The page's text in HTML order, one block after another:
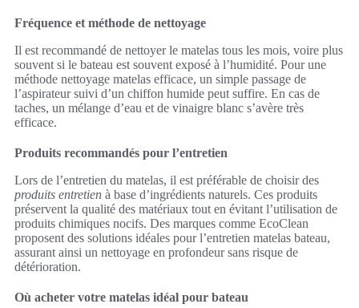
Fréquence et méthode de nettoyage
Il est recommandé de nettoyer le matelas tous les mois, voire plus
souvent si le bateau est souvent exposé à l’humidité. Pour une
méthode nettoyage matelas efficace, un simple passage de
l’aspirateur suivi d’un chiffon humide peut suffire. En cas de
taches, un mélange d’eau et de vinaigre blanc s’avère très
efficace.
Produits recommandés pour l’entretien
Lors de l’entretien du matelas, il est préférable de choisir des
produits entretien à base d’ingrédients naturels. Ces produits
préservent la qualité des matériaux tout en évitant l’utilisation de
produits chimiques nocifs. Des marques comme EcoClean
proposent des solutions idéales pour l’entretien matelas bateau,
assurant ainsi un nettoyage en profondeur sans risque de
détérioration.
Où acheter votre matelas idéal pour bateau